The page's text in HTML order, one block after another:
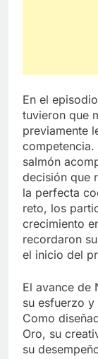
En el
tuvieron que
previamente
competencia.
salmón
decisión que
la perfecta
reto, los
crecimiento
recordaron
el inicio del
El avance de
su esfuerzo
Como
Oro, su
su